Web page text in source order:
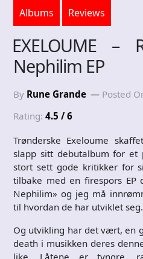
Albums Reviews
EXELOUME
Nephilim EP
By Rune Grande Posted
Rating: 4.5 / 6
Trønderske Exeloume
slapp sitt debutalbum for
stort sett gode kritikker for
tilbake med en firespors
Nephilim» og jeg må
til hvordan de har utviklet seg.
Og utvikling har det vært, en
death i musikken deres
like. Låtene er tyngre,